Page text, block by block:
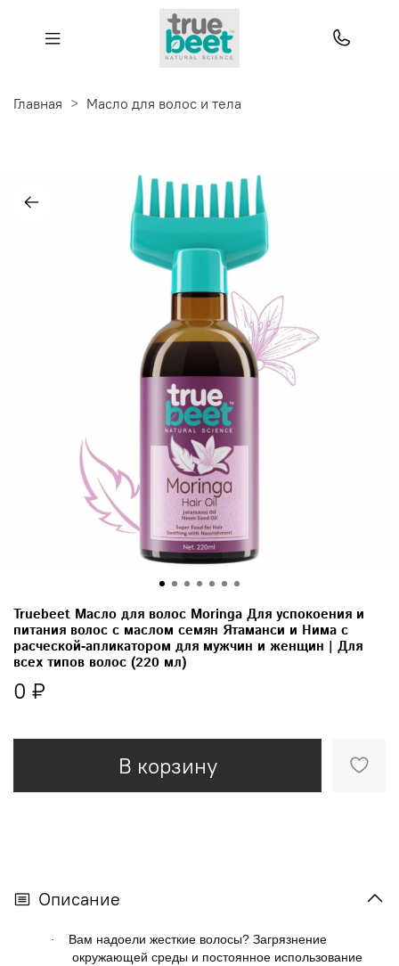
Главная Масло для волос и тела
Truebeet Масло для волос Moringa Для успокоения и
питания волос с маслом семян Ятаманси и Нима с
расческой-апликатором для мужчин и женщин | Для
всех типов волос (220 мл)
0 ₽
В корзину
Описание
·
Вам надоели жесткие волосы? Загрязнение
окружающей среды и постоянное использование